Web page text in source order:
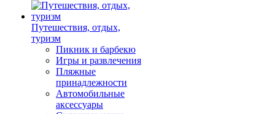
Путешествия, отдых,
туризм
Пикник и барбекю
Игры и развлечения
Пляжные
принадлежности
Автомобильные
аксессуары